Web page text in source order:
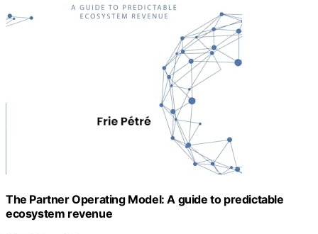
The Partner Operating Model: A guide to predictable
ecosystem revenue